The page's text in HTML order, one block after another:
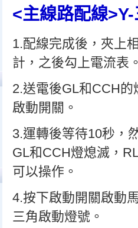
<主線路配線
1.配線完成後，夾上
計，之後勾上電流表
2.送電後GL和CCH
啟動開關。
3.運轉後等待10秒，
GL和CCH燈熄滅，
可以操作。
4.按下啟動開關啟動
三角啟動燈號。